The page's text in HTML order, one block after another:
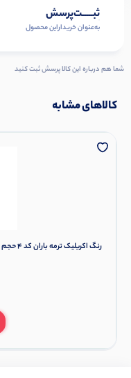
ثبـــــت‌پرسش
به‌عنوان ‌خریدار‌این‌ محصول
شما هم درباره این کالا پرسش ثبت کنید
کالاهای مشابه
رنگ اکریلیک ترمه باران کد 4 حجم 75 میلی لیتر